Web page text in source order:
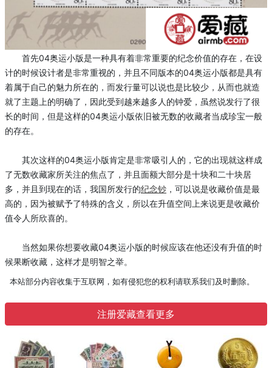
首先04奥运小版是一种具有着非常重要的纪念价值的存在，在设
计的时候设计者是非常重视的，并且不同版本的04奥运小版都是具有
着属于自己的魅力所在的，而发行量可以说也是比较少，从而也就造
就了主题上的明确了，因此受到越来越多人的钟爱，虽然说发行了很
长的时间，但是这样的04奥运小版依旧被无数的收藏者当成珍宝一般
的存在。
其次这样的04奥运小版肯定是非常吸引人的，它的出现就这样成
了无数收藏家所关注的焦点了，并且面额大部分是十块和二十块居
多，并且到现在的话，我国所发行的纪念钞 ，可以说是收藏价值是最
高的，因为被赋予了特殊的含义，所以在升值空间上来说更是收藏价
值令人所欣喜的。
当然如果你想要收藏04奥运小版的时候应该在他还没有升值的时
候果断收藏，这样才是明智之举。
本站部分内容收集于互联网，如有侵犯您的权利请联系我们及时删除。
注册爱藏查看更多